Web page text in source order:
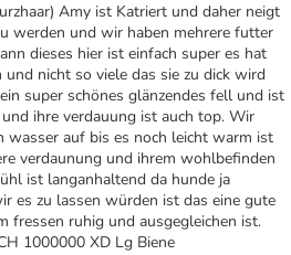
Amy ist Katriert und daher neigt
werden und wir haben mehrere futter
dieses hier ist einfach super es hat
nicht so viele das sie zu dick wird
super schönes glänzendes fell und ist
ihre verdauung ist auch top. Wir
wasser auf bis es noch leicht warm ist
verdaunung und ihrem wohlbefinden
ist langanhaltend da hunde ja
es zu lassen würden ist das eine gute
fressen ruhig und ausgegleichen ist.
1000000 XD Lg Biene